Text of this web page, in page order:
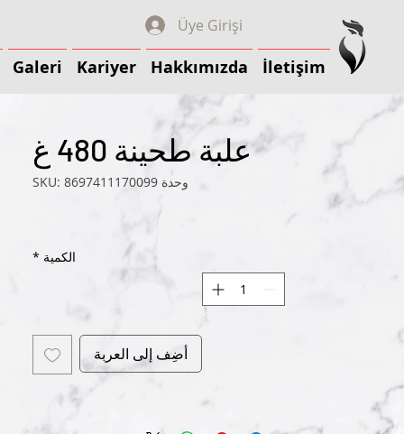
Hakkımızda
Üye Girişi
Galeri Kariyer Hakkımızda İletişim
علبة طحينة 480 غ
وحدة SKU: 8697411170099
الكمية *
أضِف إلى العربة